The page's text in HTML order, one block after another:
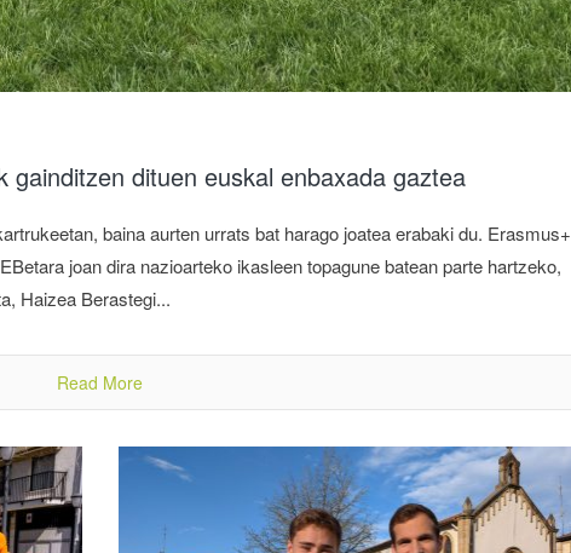
dituen euskal enbaxada gaztea
baina aurten urrats bat harago joatea erabaki du. Erasmus+
joan dira nazioarteko ikasleen topagune batean parte hartzeko,
Haizea Berastegi...
Read More